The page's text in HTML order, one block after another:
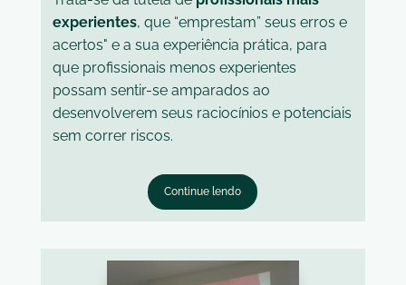
experientes, que “emprestam” seus erros e
acertos" e a sua experiência prática, para
que profissionais menos experientes
possam sentir-se amparados ao
desenvolverem seus raciocínios e potenciais
sem correr riscos.
Continue lendo